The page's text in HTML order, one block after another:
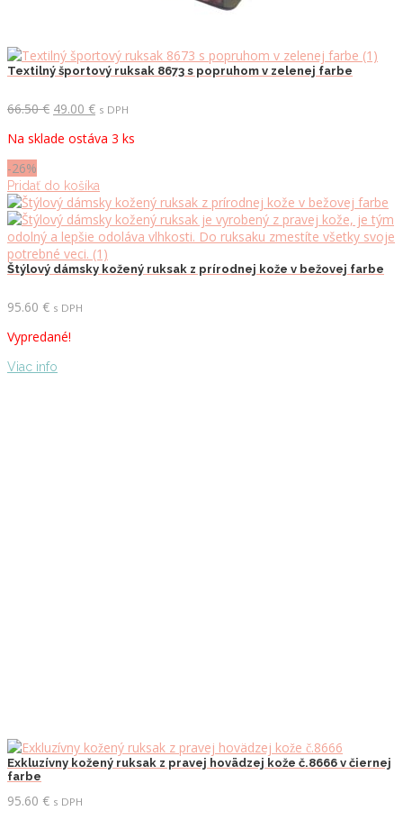
Textilný športový ruksak 8673 s popruhom v zelenej farbe
66.50€ Pôvodná
bola:
49.00 €Aktuálna
je:
s DPH
Na sklade ostáva 3 ks
-26%
Pridať do košíka
Štýlový dámsky kožený ruksak z prírodnej kože v bežovej farbe
95.60 € s DPH
Vypredané!
Viac info
Exkluzívny kožený ruksak z pravej hovädzej kože č.8666 v čiernej
farbe
95.60 € s DPH